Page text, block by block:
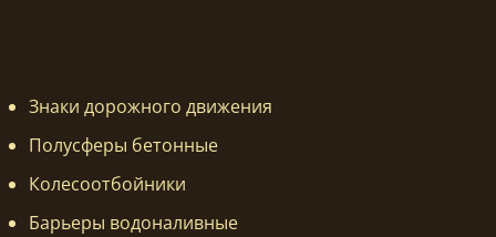
Знаки дорожного движения
Полусферы бетонные
Колесоотбойники
Барьеры водоналивные